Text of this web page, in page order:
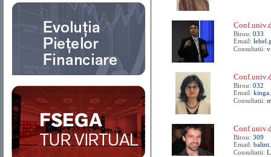
Birou: 033
Email:
Consultatii:
Birou: 032
Email:
Consultatii:
Birou: 309
Email:
Consultatii: